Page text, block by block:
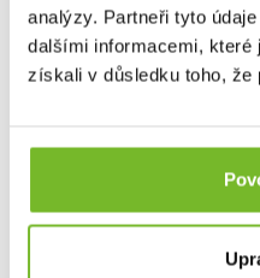
analýzy. Partneři tyto
dalšími informacemi, které
získali v důsledku toho, že